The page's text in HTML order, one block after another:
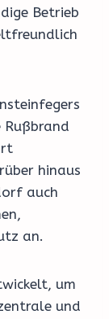
Betrieb
hinaus
auch
an.
um
und